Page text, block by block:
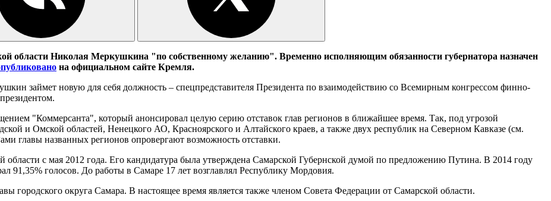
области Николая Меркушкина "по собственному желанию". Временно исполняющим обязанности губернатора назначен
на официальном сайте Кремля.
займет новую для себя должность – спецпредставителя Президента по взаимодействию со Всемирным конгрессом финно-
президентом.
"Коммерсанта", который анонсировал целую серию отставок глав регионов в ближайшее время. Так, под угрозой
и Омской областей, Ненецкого АО, Красноярского и Алтайского краев, а также двух республик на Северном Кавказе (см.
главы названных регионов опровергают возможность отставки.
области с мая 2012 года. Его кандидатура была утверждена Самарской Губернской думой по предложению Путина. В 2014 году
91,35% голосов. До работы в Самаре 17 лет возглавлял Республику Мордовия.
городского округа Самара. В настоящее время является также членом Совета Федерации от Самарской области.